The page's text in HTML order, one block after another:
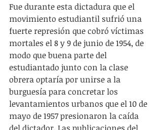
Fue durante esta dictadura que el
movimiento estudiantil sufrió una
fuerte represión que cobró víctimas
mortales el 8 y 9 de junio de 1954, de
modo que buena parte del
estudiantado junto con la clase
obrera optaría por unirse a la
burguesía para concretar los
levantamientos urbanos que el 10 de
mayo de 1957 presionaron la caída